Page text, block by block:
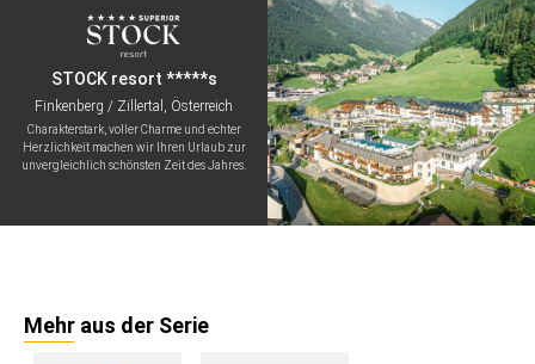
STOCK resort *****s
Finkenberg / Zillertal, Österreich
Charakterstark, voller Charme und echter
Herzlichkeit machen wir Ihren Urlaub zur
unvergleichlich schönsten Zeit des Jahres.
Mehr aus der Serie